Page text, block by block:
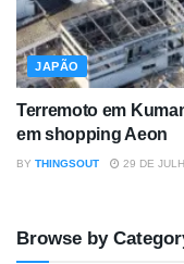
JAPÃO
Terremoto em
em shopping Aeon
BY THINGSOUT 29 DE
Browse by